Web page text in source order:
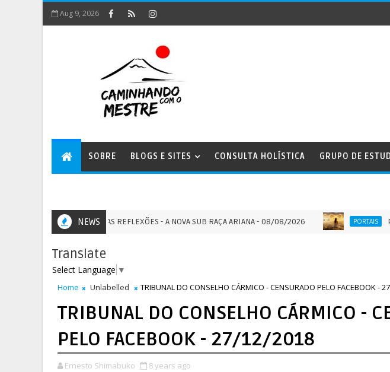
Aug 9, 2026
SOBRE BLOGS E SITES CONSULTA HOLÍSTICA GRUPO DE
NEWS
MINHAS REFLEXÕES - A NOVA SUB RAÇA ARIANA - 08/08/2026 PORTAIS PORTAL
Translate
Select Language ▼
Home Unlabelled TRIBUNAL DO CONSELHO CÁRMICO - CENSURADO PELO FACEBOOK -
TRIBUNAL DO CONSELHO CÁRMICO -
PELO FACEBOOK - 27/12/2018
Ernesto Shimabuko 8 years ago